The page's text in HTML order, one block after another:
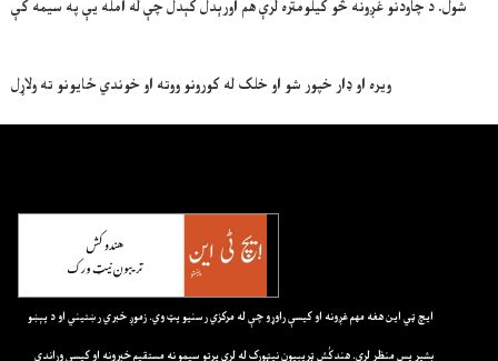
شول. د چاودنو غږونه څو کیلومتره لرې هم اورېدل کېدل چې له امله یې په سیمه کې
ویره او ډار خپور شو او خلک له کورونو ووته او خوندي ځایونو ته ولاړل
ايچ ټي اين هغه مهم غږونه او کيسې راوړو چې له مرکزي رسنيو پټ وي. زموږ خبري رښتيني او د پېښو
بشپړ پس منظر لري. هندکُش ټريبيون نيټورک له لرې پرتو سيمو نه مستقيم خبرونه او کيسې وړاندې